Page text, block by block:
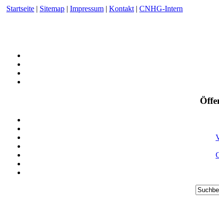
Startseite | Sitemap | Impressum | Kontakt | CNHG-Intern